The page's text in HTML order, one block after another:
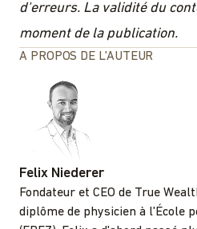
d'erreurs. La validité du
moment de la publication.
A PROPOS DE L'AUTEUR
Felix Niederer
Fondateur et CEO de True
diplôme de physicien à l'École